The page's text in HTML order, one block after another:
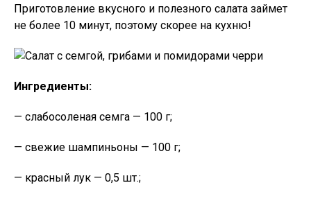
Приготовление вкусного и полезного салата займет
не более 10 минут, поэтому скорее на кухню!
Ингредиенты:
— слабосоленая семга — 100 г;
— свежие шампиньоны — 100 г;
— красный лук — 0,5 шт.;